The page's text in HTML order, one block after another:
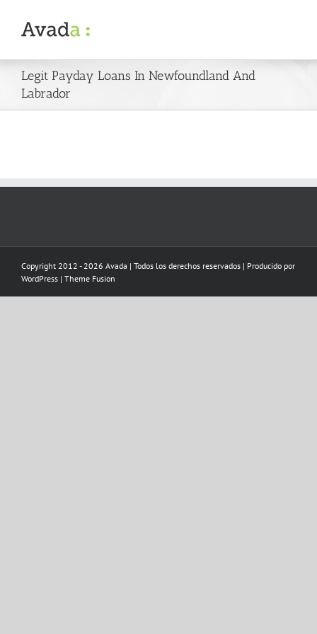
content
Legit Payday Loans In Newfoundland And
Labrador
Copyright 2012 - 2026 Avada | Todos los derechos reservados | Producido por
WordPress | Theme Fusion